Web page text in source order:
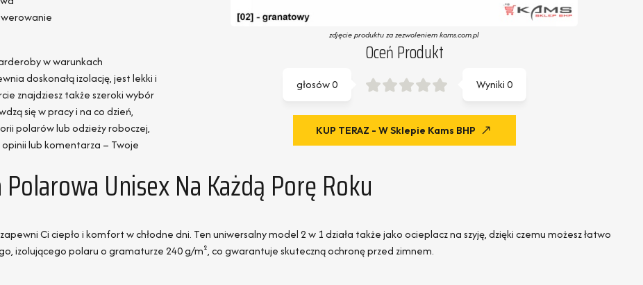
w warunkach
doskonałą izolację, jest lekki i
znajdziesz także szeroki wybór
się w pracy i na co dzień,
polarów lub odzieży roboczej,
lub komentarza – Twoje
zdjęcie produktu za zezwoleniem kams.com.pl
Oceń Produkt
Wyniki0
głosów0
KUP TERAZ - W Sklepie Kams BHP
Polarowa Unisex Na Każdą Porę Roku
Ci ciepło i komfort w chłodne dni. Ten uniwersalny model 2 w 1 działa także jako ocieplacz na szyję, dzięki czemu możesz łatwo
izolującego polaru o gramaturze 240 g/m², co gwarantuje skuteczną ochronę przed zimnem.